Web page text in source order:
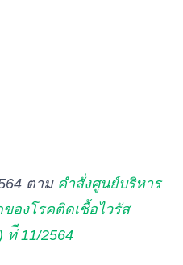
ตาม คําสั่งศูนย์บริหาร
องโรคติดเชื้อไวรัส
ท่ี 11/2564